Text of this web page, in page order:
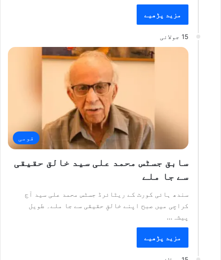
مزید پڑھیے
15 جولائی
قومی
سابق جسٹس محمد علی سید خالق حقیقی
سے جا ملے
سندھ ہائی کورٹ کے ریٹائرڈ جسٹس محمد علی سید آج
کراچی میں صبح اپنے خالقِ حقیقی سے جا ملے۔ طویل
پیشہ…
مزید پڑھیے